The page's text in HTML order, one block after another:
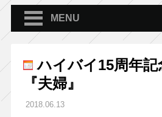
MENU
ハイバイ15周年記
『夫婦』
2018.06.13